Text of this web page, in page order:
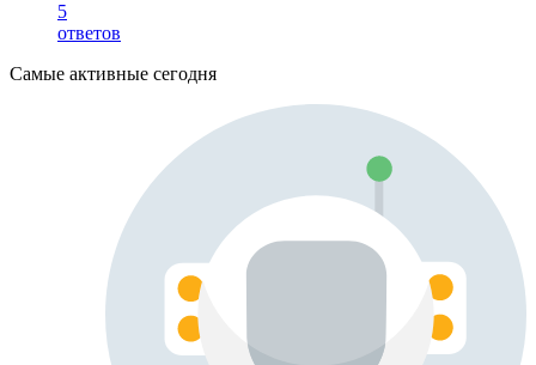
5
ответов
Самые активные сегодня